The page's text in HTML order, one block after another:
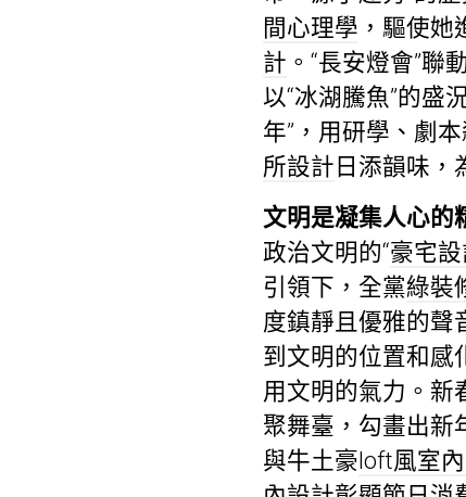
間心理學 ，驅使
計 。“長安燈會”
以“冰湖騰魚”的盛
年”，用研學、劇
所設計 日添韻味，
文明是凝集人心的
政治文明的“豪宅
引領下，全黨綠裝
度鎮靜且優雅的聲
到文明的位置和感
用文明的氣力。新
聚舞臺，勾畫出新
與牛土豪loft風室